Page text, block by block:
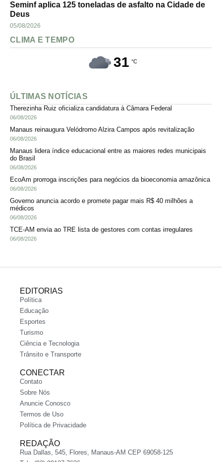
Seminf aplica 125 toneladas de asfalto na Cidade de
Deus
05/08/2026
CLIMA E TEMPO
31 °C
ÚLTIMAS NOTÍCIAS
Therezinha Ruiz oficializa candidatura à Câmara Federal
06/08/2026
Manaus reinaugura Velódromo Alzira Campos após revitalização
06/08/2026
Manaus lidera índice educacional entre as maiores redes municipais
do Brasil
06/08/2026
EcoAm prorroga inscrições para negócios da bioeconomia amazônica
06/08/2026
Governo anuncia acordo e promete pagar mais R$ 40 milhões a
médicos
06/08/2026
TCE-AM envia ao TRE lista de gestores com contas irregulares
06/08/2026
EDITORIAS
Política
Educação
Esportes
Turismo
Ciência e Tecnologia
Trânsito e Transporte
CONECTAR
Contato
Sobre Nós
Anuncie Conosco
Termos de Uso
Política de Privacidade
REDAÇÃO
Rua Dallas, 545, Flores, Manaus-AM CEP 69058-125